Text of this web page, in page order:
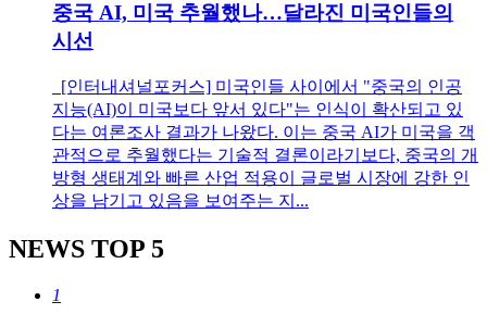
중국 AI, 미국 추월했나…달라진 미국인들의
시선
[인터내셔널포커스] 미국인들 사이에서 "중국의 인공
지능(AI)이 미국보다 앞서 있다"는 인식이 확산되고 있
다는 여론조사 결과가 나왔다. 이는 중국 AI가 미국을 객
관적으로 추월했다는 기술적 결론이라기보다, 중국의 개
방형 생태계와 빠른 산업 적용이 글로벌 시장에 강한 인
상을 남기고 있음을 보여주는 지...
NEWS TOP 5
1